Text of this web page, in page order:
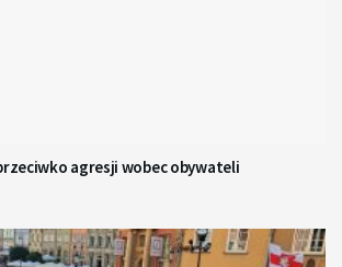
agresji wobec obywateli